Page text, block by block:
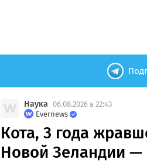
Наука 06.08.2026 в 22:43
Evernews
Кота, 3 года
Новой Зеландии —